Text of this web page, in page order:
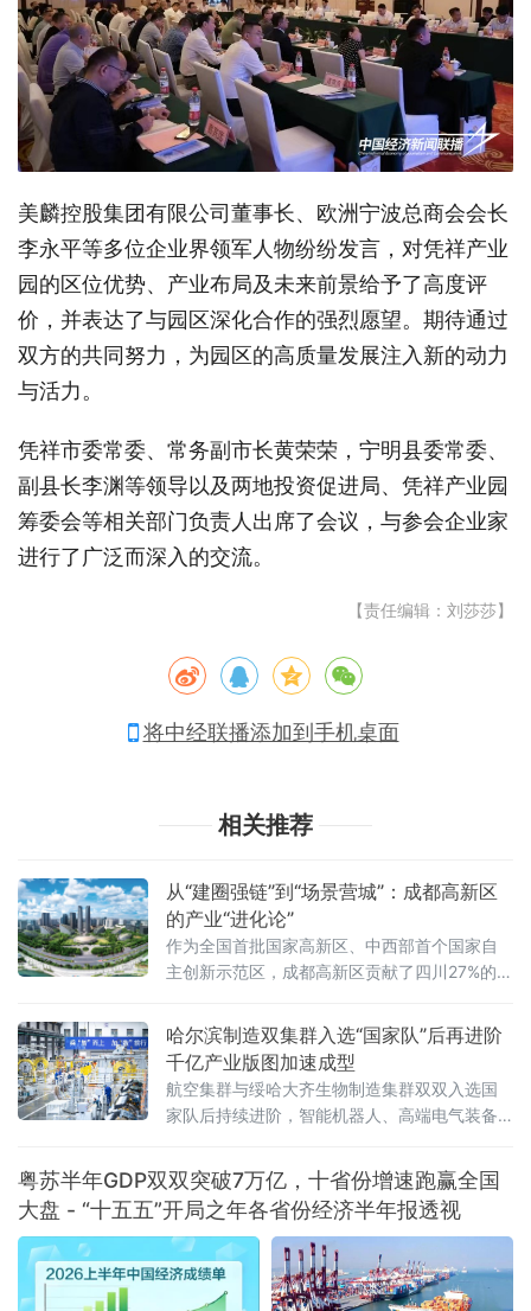
美麟控股集团有限公司董事长、欧洲宁波总商会会长
李永平等多位企业界领军人物纷纷发言，对凭祥产业
园的区位优势、产业布局及未来前景给予了高度评
价，并表达了与园区深化合作的强烈愿望。期待通过
双方的共同努力，为园区的高质量发展注入新的动力
与活力。
凭祥市委常委、常务副市长黄荣荣，宁明县委常委、
副县长李渊等领导以及两地投资促进局、凭祥产业园
筹委会等相关部门负责人出席了会议，与参会企业家
进行了广泛而深入的交流。
【责任编辑：刘莎莎】
将中经联播添加到手机桌面
相关推荐
从“建圈强链”到“场景营城”：成都高新区
的产业“进化论”
作为全国首批国家高新区、中西部首个国家自
主创新示范区，成都高新区贡献了四川27%的专
以及超过50%的科创板上市公司
哈尔滨制造双集群入选“国家队”后再进阶
千亿产业版图加速成型
航空集群与绥哈大齐生物制造集群双双入选国
家队后持续进阶，智能机器人、高端电气装备
焕新”的产业版图正在冰城大地渐次铺展。双集
群入选“国家队”，产业根基持续夯实2
粤苏半年GDP双双突破7万亿，十省份增速跑赢全国
大盘 - “十五五”开局之年各省份经济半年报透视